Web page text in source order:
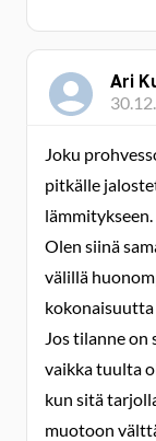
Ari
Joku
pitkälle
lämmitykseen.
Olen siinä
välillä
kokonaisuutta
Jos tilanne
vaikka tuulta
kun sitä
muotoon